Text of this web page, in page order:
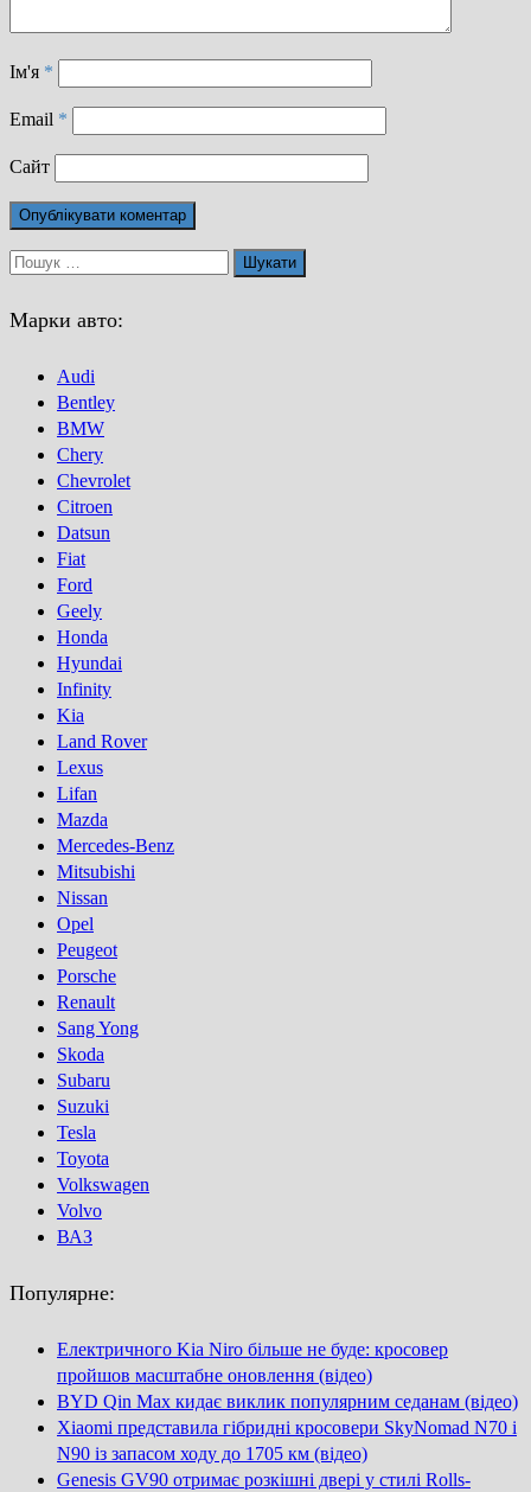
Ім'я *
Email *
Сайт
Пошук:
Марки авто:
Audi
Bentley
BMW
Chery
Chevrolet
Citroen
Datsun
Fiat
Ford
Geely
Honda
Hyundai
Infinity
Kia
Land Rover
Lexus
Lifan
Mazda
Mercedes-Benz
Mitsubishi
Nissan
Opel
Peugeot
Porsсhe
Renault
Sang Yong
Skoda
Subaru
Suzuki
Tesla
Toyota
Volkswagen
Volvo
ВАЗ
Популярне:
Електричного Kia Niro більше не буде: кросовер
пройшов масштабне оновлення (відео)
BYD Qin Max кидає виклик популярним седанам (відео)
Xiaomi представила гібридні кросовери SkyNomad N70 і
N90 із запасом ходу до 1705 км (відео)
Genesis GV90 отримає розкішні двері у стилі Rolls-